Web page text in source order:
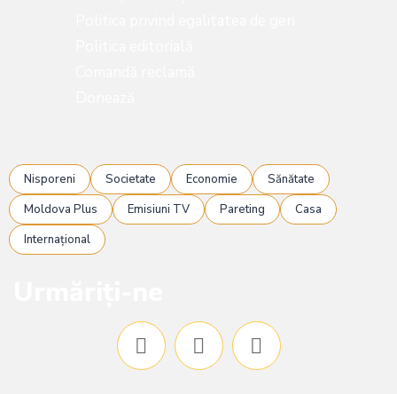
Nisporeni Societate Economie
Sănătate
Moldova Plus
Emisiuni TV Pareting
Casa
Internațional